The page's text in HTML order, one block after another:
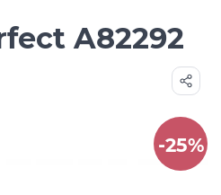
A82292
-25%
Оправа Vogue OVO 4025